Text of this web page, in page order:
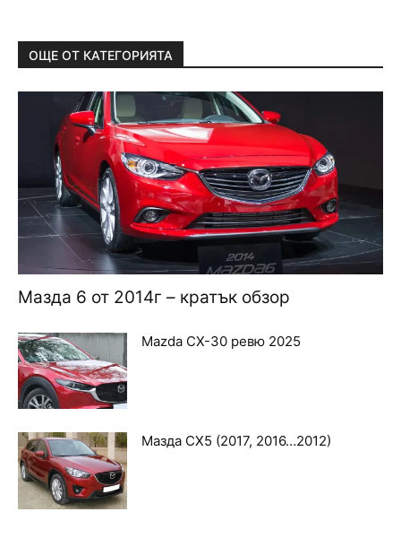
ОЩЕ ОТ КАТЕГОРИЯТА
Мазда 6 от 2014г – кратък обзор
Mazda CX-30 ревю 2025
Мазда CX5 (2017, 2016…2012)